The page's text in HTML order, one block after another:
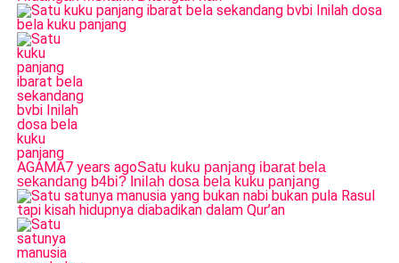
AGAMA7 years agoSatu kuku panjang ibarat bela
sekandang b4bi? Inilah dosa bela kuku panjang